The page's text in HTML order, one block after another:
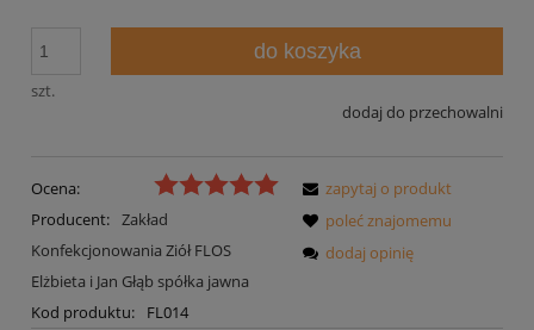
szt.
do koszyka
dodaj do przechowalni
Ocena:
Producent: Zakład
Konfekcjonowania Ziół FLOS
Elżbieta i Jan Głąb spółka jawna
Kod produktu:
FL014
zapytaj o produkt
poleć znajomemu
dodaj opinię